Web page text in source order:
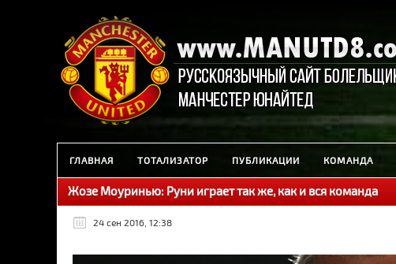
ГЛАВНАЯ ТОТАЛИЗАТОР ПУБЛИКАЦИИ КОМАНДА
Жозе Моуринью: Руни играет так же, как и вся команда
24 сен 2016, 12:38